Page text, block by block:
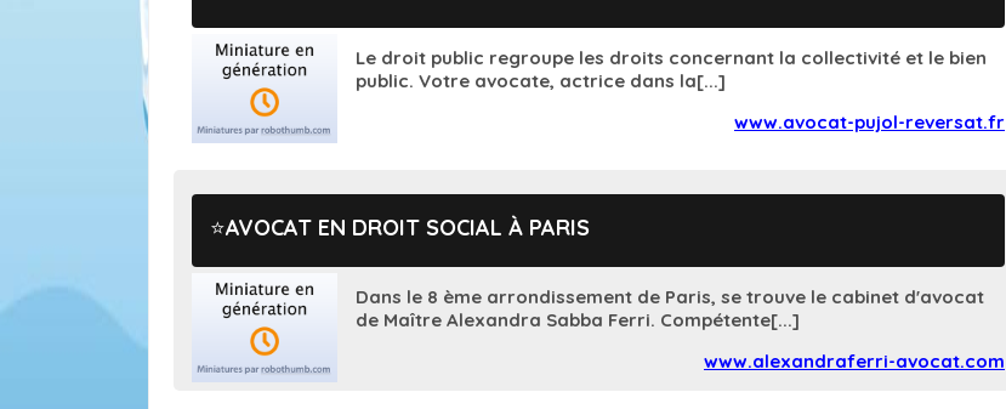
Le droit public regroupe les droits concernant la collectivité et le bien
public. Votre avocate, actrice dans la[...]
www.avocat-pujol-reversat.fr
AVOCAT EN DROIT SOCIAL À PARIS
Dans le 8 ème arrondissement de Paris, se trouve le cabinet d'avocat
de Maître Alexandra Sabba Ferri. Compétente[...]
www.alexandraferri-avocat.com